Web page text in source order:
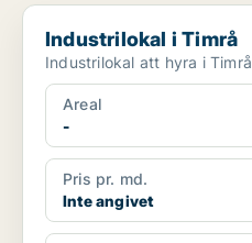
Industrilokal i Timrå
Industrilokal i Timrå
Industrilokal att hyra i Timrå
Areal
-
Pris pr. md.
Inte angivet